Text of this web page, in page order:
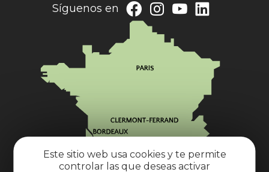
Este sitio web usa cookies y te permite
controlar las que deseas activar
Síguenos en